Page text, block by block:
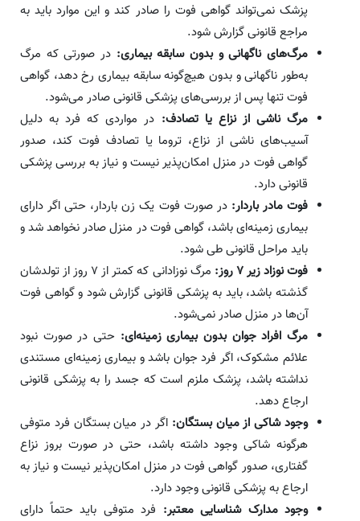
پزشک نمی‌تواند گواهی فوت را صادر کند و این موارد باید به
مراجع قانونی گزارش شود.
مرگ‌های ناگهانی و بدون سابقه بیماری: در صورتی که مرگ
به‌طور ناگهانی و بدون هیچ‌گونه سابقه بیماری رخ دهد، گواهی
فوت تنها پس از بررسی‌های پزشکی قانونی صادر می‌شود.
مرگ ناشی از نزاع یا تصادف: در مواردی که فرد به دلیل
آسیب‌های ناشی از نزاع، تروما یا تصادف فوت کند، صدور
گواهی فوت در منزل امکان‌پذیر نیست و نیاز به بررسی پزشکی
قانونی دارد.
فوت مادر باردار: در صورت فوت یک زن باردار، حتی اگر دارای
بیماری زمینه‌ای باشد، گواهی فوت در منزل صادر نخواهد شد و
باید مراحل قانونی طی شود.
فوت نوزاد زیر۷روز:
مرگ نوزادانی که کمتر از ۷ روز از تولدشان
گذشته باشد، باید به پزشکی قانونی گزارش شود و گواهی فوت
آن‌ها در منزل صادر نمی‌شود.
مرگ افراد جوان بدون بیماری زمینه‌ای: حتی در صورت نبود
علائم مشکوک، اگر فرد جوان باشد و بیماری زمینه‌ای مستندی
نداشته باشد، پزشک ملزم است که جسد را به پزشکی قانونی
ارجاع دهد.
وجود شاکی از میان بستگان: اگر در میان بستگان فرد متوفی
هرگونه شاکی وجود داشته باشد، حتی در صورت بروز نزاع
گفتاری، صدور گواهی فوت در منزل امکان‌پذیر نیست و نیاز به
ارجاع به پزشکی قانونی وجود دارد.
وجود مدارک شناسایی معتبر: فرد متوفی باید حتماً دارای